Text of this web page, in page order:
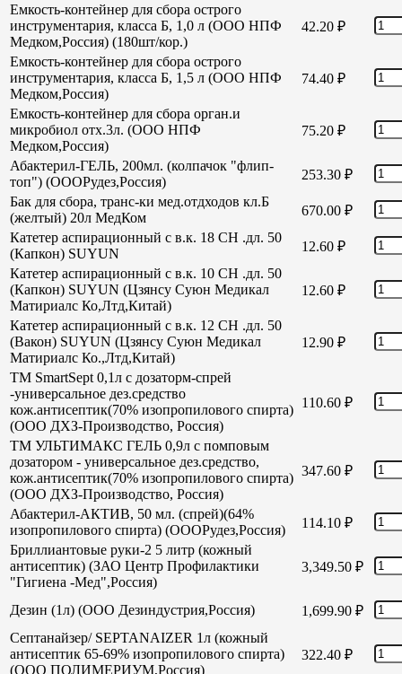
Емкость-контейнер для сбора острого
инструментария, класса Б, 1,0 л (ООО НПФ
Медком,Россия) (180шт/кор.)
42.20 ₽
Емкость-контейнер для сбора острого
инструментария, класса Б, 1,5 л (ООО НПФ
Медком,Россия)
74.40 ₽
Емкость-контейнер для сбора орган.и
микробиол отх.3л. (ООО НПФ
Медком,Россия)
75.20 ₽
Абактерил-ГЕЛЬ, 200мл. (колпачок "флип-
топ") (ОООРудез,Россия)
253.30 ₽
Бак для сбора, транс-ки мед.отдходов кл.Б
(желтый) 20л МедКом
670.00 ₽
Катетер аспирационный с в.к. 18 СН .дл. 50
(Капкон) SUYUN
12.60 ₽
Катетер аспирационный с в.к. 10 СН .дл. 50
(Капкон) SUYUN (Цзянсу Суюн Медикал
Матириалс Ко,Лтд,Китай)
12.60 ₽
Катетер аспирационный с в.к. 12 СН .дл. 50
(Вакон) SUYUN (Цзянсу Суюн Медикал
Матириалс Ко.,Лтд,Китай)
12.90 ₽
TM SmartSept 0,1л с дозаторм-спрей
-универсальное дез.средство
кож.антисептик(70% изопропилового спирта)
(ООО ДХЗ-Производство, Россия)
110.60 ₽
TM УЛЬТИМАКС ГЕЛЬ 0,9л с помповым
дозатором - универсальное дез.средство,
кож.антисептик(70% изопропилового спирта)
(ООО ДХЗ-Производство, Россия)
347.60 ₽
Абактерил-АКТИВ, 50 мл. (спрей)(64%
изопропилового спирта) (ОООРудез,Россия)
114.10 ₽
Бриллиантовые руки-2 5 литр (кожный
антисептик) (ЗАО Центр Профилактики
"Гигиена -Мед",Россия)
3,349.50 ₽
Дезин (1л) (ООО Дезиндустрия,Россия) 1,699.90 ₽
Септанайзер/ SEPTANAIZER 1л (кожный
антисептик 65-69% изопропилового спирта)
(ООО ПОЛИМЕРИУМ,Россия)
322.40 ₽